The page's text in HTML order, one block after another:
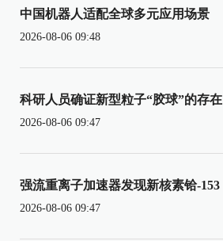
中国机器人适配全球多元应用场景
2026-08-06 09:48
科研人员确证新型粒子“胶球”的存在
2026-08-06 09:47
强流重离子加速器发现新核素铪-153
2026-08-06 09:47